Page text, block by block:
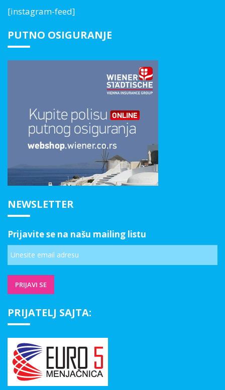
[instagram-feed]
PUTNO OSIGURANJE
NEWSLETTER
Prijavite se na našu mailing listu
PRIJATELJ SAJTA: